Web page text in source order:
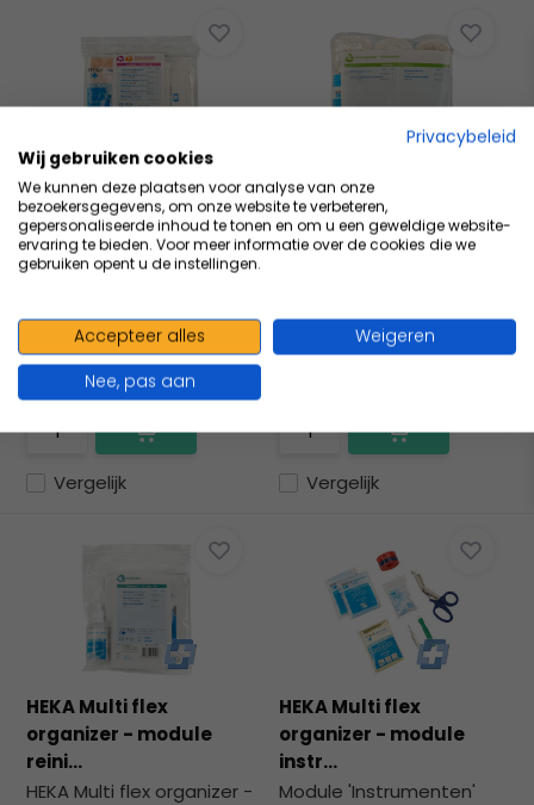
HEKA Multi flex
organizer - module
schaa...
Module 'Schaaf- en
alles voor...
Vergelijk
8,53 Excl. btw
Incl. btw
HEKA Multi flex
organizer - module
verst...
Vergelijk
HEKA Multi flex
organizer - module
reini...
HEKA Multi flex organizer -
HEKA Multi flex
organizer - module
instr...
Module 'Instrumenten'
Start de keuzehulp
Privacybeleid
Wij gebruiken cookies
We kunnen deze plaatsen voor analyse van onze
bezoekersgegevens, om onze website te verbeteren,
gepersonaliseerde inhoud te tonen en om u een geweldige website-
ervaring te bieden. Voor meer informatie over de cookies die we
gebruiken opent u de instellingen.
Accepteer alles
Weigeren
Nee, pas aan